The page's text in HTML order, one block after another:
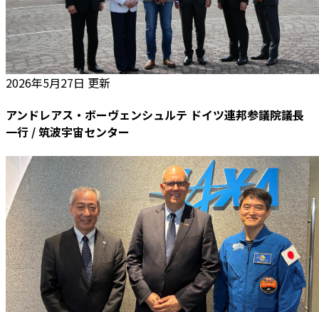
2026年5月27日 更新
アンドレアス・ボーヴェンシュルテ ドイツ連邦参議院議長
一行 / 筑波宇宙センター